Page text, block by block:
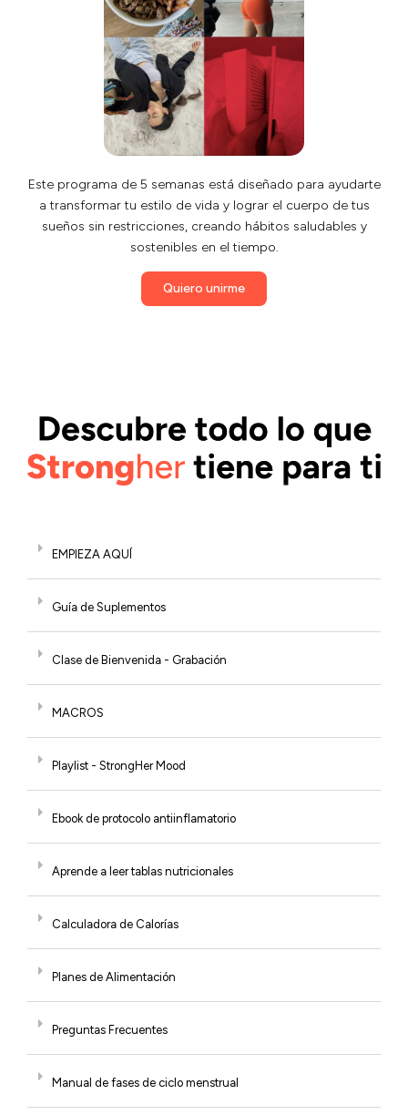
Este programa de 5 semanas está diseñado para ayudarte
a transformar tu estilo de vida y lograr el cuerpo de tus
sueños sin restricciones, creando hábitos saludables y
sostenibles en el tiempo.
Quiero unirme
EMPIEZA AQUÍ
Guía de Suplementos
Clase de Bienvenida - Grabación
MACROS
Playlist - StrongHer Mood
Ebook de protocolo antiinflamatorio
Aprende a leer tablas nutricionales
Calculadora de Calorías
Planes de Alimentación
Preguntas Frecuentes
Manual de fases de ciclo menstrual